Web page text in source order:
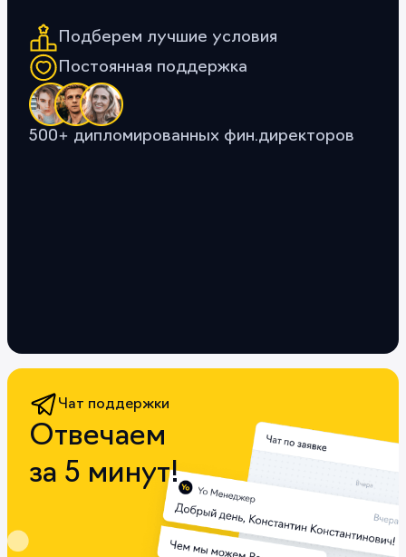
Подберем лучшие условия
Постоянная поддержка
500+ дипломированных фин.директоров
Чат поддержки
Отвечаем
за 5 минут!